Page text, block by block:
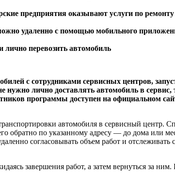
предприятия оказывают услуги по
удаленно с помощью мобильного
лично перевозить автомобиль
с сотрудниками сервисных центров,
лично доставлять автомобиль в сервис,
программы доступен на официальном
автомобиля в сервисный центр.
обратно по указанному адресу — до дома или
согласовывать объем работ и отслеживать
завершения работ, а затем вернуться за